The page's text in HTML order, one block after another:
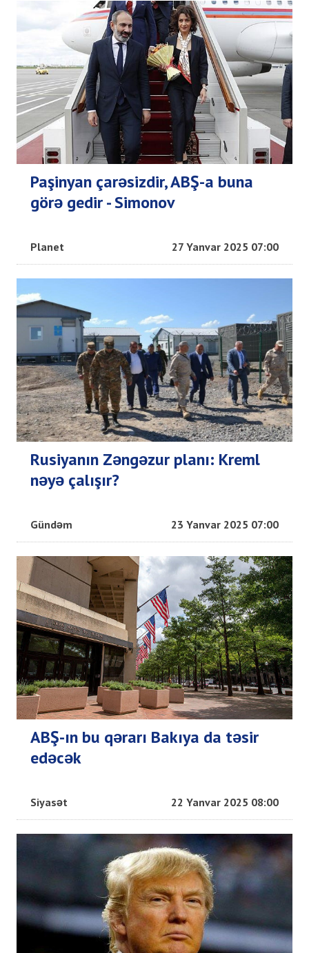
Paşinyan çarəsizdir, ABŞ-a buna
görə gedir - Simonov
Planet 27 Yanvar 2025 07:00
Rusiyanın Zəngəzur planı: Kreml
nəyə çalışır?
Gündəm 23 Yanvar 2025 07:00
ABŞ-ın bu qərarı Bakıya da təsir
edəcək
Siyasət 22 Yanvar 2025 08:00